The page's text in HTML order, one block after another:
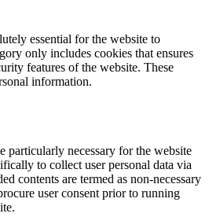
essential for the website to
only includes cookies that ensures
features of the website. These
information.
particularly necessary for the website
to collect user personal data via
contents are termed as non-necessary
user consent prior to running